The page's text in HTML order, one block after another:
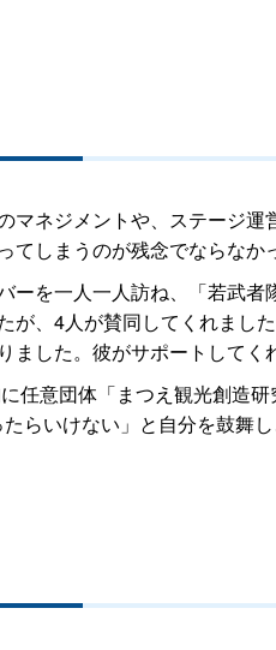
マネジメントや、ステージ
しまうのが残念でならなか
ーを一人一人訪ね、「若武
が、4人が賛同してくれまし
した。彼がサポートして
任意団体「まつえ観光創造
らいけない」と自分を鼓舞